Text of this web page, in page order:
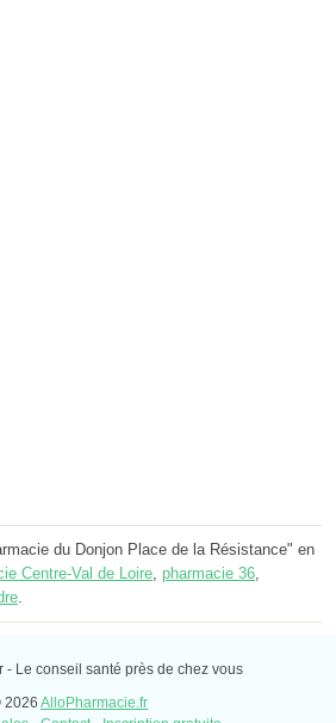
du Donjon Place de la Résistance" en
Centre-Val de Loire, pharmacie 36,
.
- Le conseil santé près de chez vous
2026 AlloPharmacie.fr